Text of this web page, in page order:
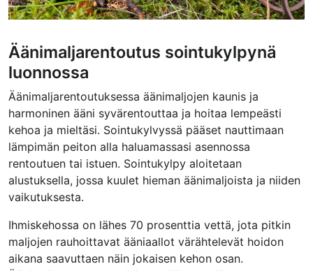
Äänimaljarentoutus sointukylpynä
luonnossa
Äänimaljarentoutuksessa äänimaljojen kaunis ja
harmoninen ääni syvärentouttaa ja hoitaa lempeästi
kehoa ja mieltäsi. Sointukylvyssä pääset nauttimaan
lämpimän peiton alla haluamassasi asennossa
rentoutuen tai istuen. Sointukylpy aloitetaan
alustuksella, jossa kuulet hieman äänimaljoista ja niiden
vaikutuksesta.
Ihmiskehossa on lähes 70 prosenttia vettä, jota pitkin
maljojen rauhoittavat ääniaallot värähtelevät hoidon
aikana saavuttaen näin jokaisen kehon osan.